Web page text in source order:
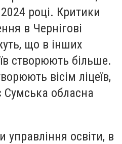
році. Критики
в Чернігові
що в інших
створюють більше.
вісім ліцеїв,
Сумська обласна
освіти, в